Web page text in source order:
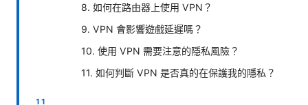
8. 如何在路由器上使用 VPN？
9. VPN 會影響遊戲延遲嗎？
10. 使用 VPN 需要注意的隱私風險？
11. 如何判斷 VPN 是否真的在保護我的隱私？